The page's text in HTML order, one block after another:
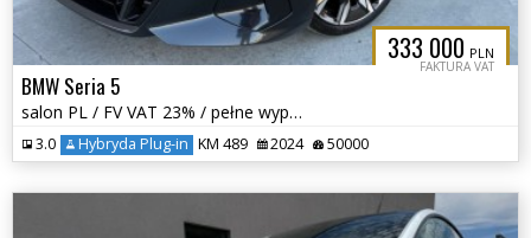
333 000 PLN
FAKTURA VAT
BMW Seria 5
salon PL / FV VAT 23% / pełne wyposażenie / pakiety gwar i serw /
3.0 Hybryda Plug-in KM 489 2024 50000